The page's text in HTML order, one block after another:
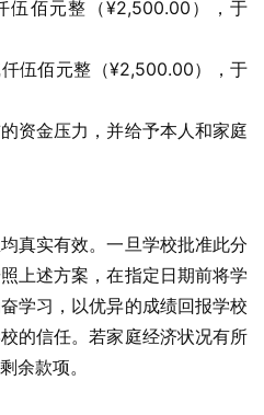
伍佰元整（¥2,500.00），于
伍佰元整（¥2,500.00），于
资金压力，并给予本人和家庭
真实有效。一旦学校批准此分
上述方案，在指定日期前将学
学习，以优异的成绩回报学校
的信任。若家庭经济状况有所
余款项。